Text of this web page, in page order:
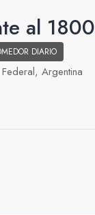
al 1800
DIARIO
Argentina